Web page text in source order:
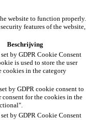
website to function properly.
features of the website,
Beschrijving
by GDPR Cookie Consent
is used to store the user
cookies in the category
by GDPR cookie consent to
consent for the cookies in the
by GDPR Cookie Consent